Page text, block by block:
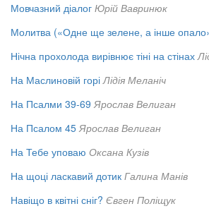
Мовчазний діалог Юрій Вавринюк
Молитва («Одне ще зелене, а інше
Нічна прохолода вирівнює тіні на стінах
На Маслиновій горі Лідія Меланіч
На Псалми 39-69 Ярослав Велиган
На Псалом 45 Ярослав Велиган
На Тебе уповаю Оксана Кузів
На щоці ласкавий дотик Галина Манів
Навіщо в квітні сніг? Євген Поліщук